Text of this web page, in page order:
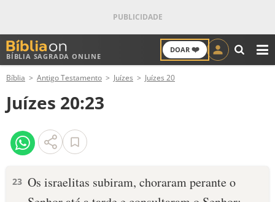
BÍBLIA SAGRADA ONLINE
DOAR ❤️
ANTIGO TESTAMENTO
NOVO TESTAMENTO
VERSÍCULOS
Bíblia Antigo Testamento Juízes Juízes 20
Juízes 20:23
23 Os israelitas subiram, choraram perante o